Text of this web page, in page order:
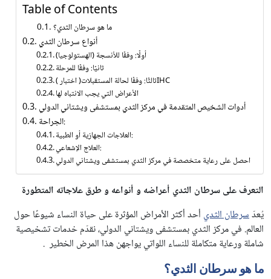
Table of Contents
ما هو سرطان الثدي؟
أنواع سرطان الثدي
أولًا: وفقًا للأنسجة (الهستولوجيا)
ثانيًا: وفقًا للمرحلة
ثالثًا: وفقًا لحالة المستقبلات( اختبار )IHC
الأعراض التي يجب الانتباه لها
أدوات الشخيص المتقدمة في مركز الثدي بمستشفى ويشتاني الدولي
الجراحة:
العلاجات الجهازية أو الطبية:
العلاج الإشعاعي:
احصل على رعاية متخصصة في مركز الثدي بمستشفى ويشتاني الدولي
التعرف علىسرطان الثدي أعراضه و أنواعه و طرق علاجاته المتطورة
يُعدّسرطان الثدي أحد أكثر الأمراض المؤثرة على حياة النساء شيوعًا حول
العالم. في مركز الثدي بمستشفى ويشتاني الدولي، نقدّم خدمات تشخيصية
شاملة ورعاية متكاملة للنساء اللواتي يواجهن هذا المرض الخطير .
ما هو سرطان الثدي؟